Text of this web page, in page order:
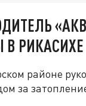
РИКАСИХЕ
районе
за